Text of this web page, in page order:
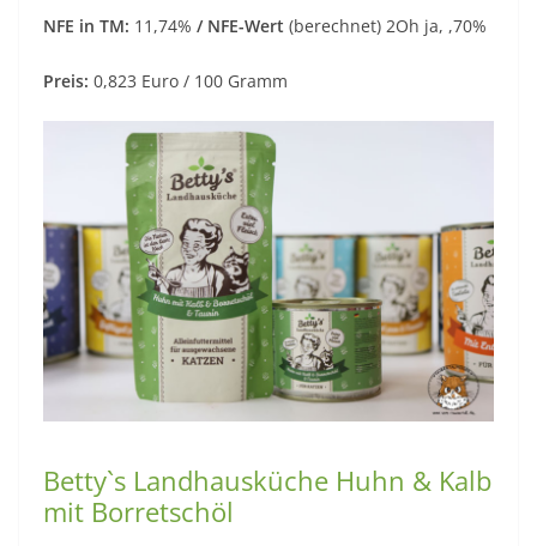
NFE in TM: 11,74% / NFE-Wert (berechnet) 2Oh ja, ,70%
Preis: 0,823 Euro / 100 Gramm
Betty`s Landhausküche Huhn & Kalb
mit Borretschöl